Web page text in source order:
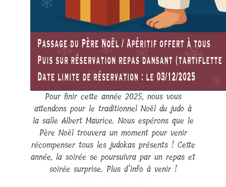
Pour finir cette année 2025, nous vous
attendons pour le traditionnel Noël du judo à
la salle Albert Maurice. Nous espérons que le
Père Noël trouvera un moment pour venir
récompenser tous les judokas présents ! Cette
année, la soirée se poursuivra par un repas et
soirée surprise. Plus d’info à venir !